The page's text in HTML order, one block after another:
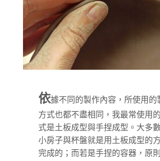
依
據不同的製作內容，所使用的
式是土板成型與手捏成型。大多數
小房子與杯盤就是用土板成型的
完成的；而若是手捏的容器，原
會將厚度控制在0.2公分左右，也
燒成以後的容器會比較輕薄。部
品會在這個階段結合化妝土或是